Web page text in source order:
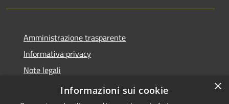
Amministrazione trasparente
Informativa privacy
Note legali
Dichiarazione di accessibilità
×
Informazioni sui cookie